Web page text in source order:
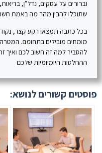
וברורים על עסקים, נדל"ן,
שתוכלו להבין מהר מה באמת
בכל כתבה תמצאו רקע קצר,
מומחים מובילים בתחומם.
להסביר למה זה חשוב לכם ואיך
ההחלטות היומיומיות שלכם
פוסטים קשורים לנושא: